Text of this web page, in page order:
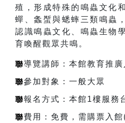
殖，形成特殊的鳴蟲文化
蟬、螽蟴與蟋蟀三類鳴蟲
認識鳴蟲文化、鳴蟲生物
育喚醒觀眾共鳴。
聯導覽講師：本館教育推
聯參加對象： 一般大眾
聯報名方式：本館1樓服務
聯費用：免費，需購票入